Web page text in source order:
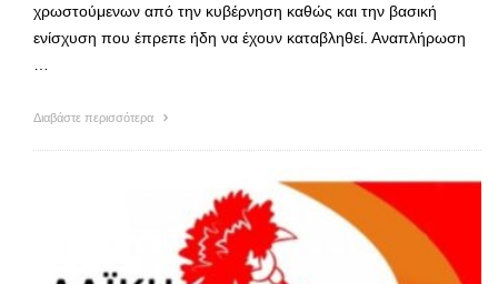
χρωστούμενων από την κυβέρνηση καθώς και την βασική
ενίσχυση που έπρεπε ήδη να έχουν καταβληθεί. Αναπλήρωση
Διαβάστε περισσότερα